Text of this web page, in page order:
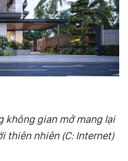
không gian mở mang lại
thiên nhiên (C: Internet)